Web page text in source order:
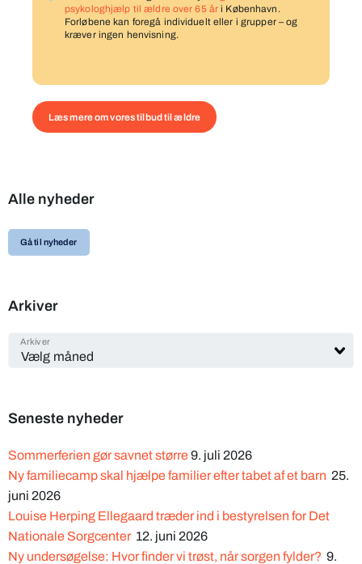
psykologhjælp til ældre over 65 år i København.
Forløbene kan foregå individuelt eller i grupper – og
kræver ingen henvisning.
Læs mere om vores tilbud til ældre
Alle nyheder
Gå til nyheder
Arkiver
Arkiver
Seneste nyheder
Sommerferien gør savnet større9. juli 2026
Ny familiecamp skal hjælpe familier efter tabet af et barn 25.
juni 2026
Louise Herping Ellegaard træder ind i bestyrelsen for Det
Nationale Sorgcenter 12. juni 2026
Ny undersøgelse: Hvor finder vi trøst, når sorgen fylder? 9.